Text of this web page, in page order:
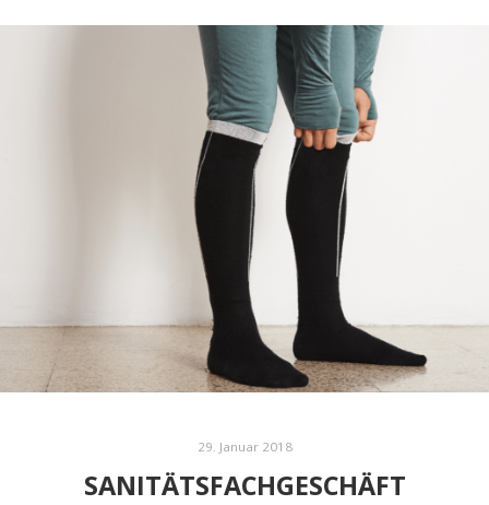
29. Januar 2018
SANITÄTSFACHGESCHÄFT